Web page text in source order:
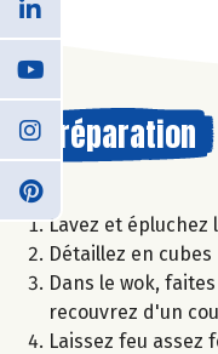
Préparation
Lavez et épluchez
Détaillez en
Dans le wok,
recouvrez d'un
Laissez feu assez